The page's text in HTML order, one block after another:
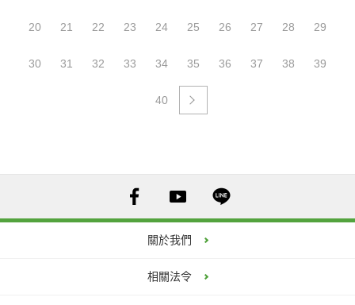
20 21 22 23 24 25 26 27 28 29
30 31 32 33 34 35 36 37 38 39
40
關於我們
相關法令